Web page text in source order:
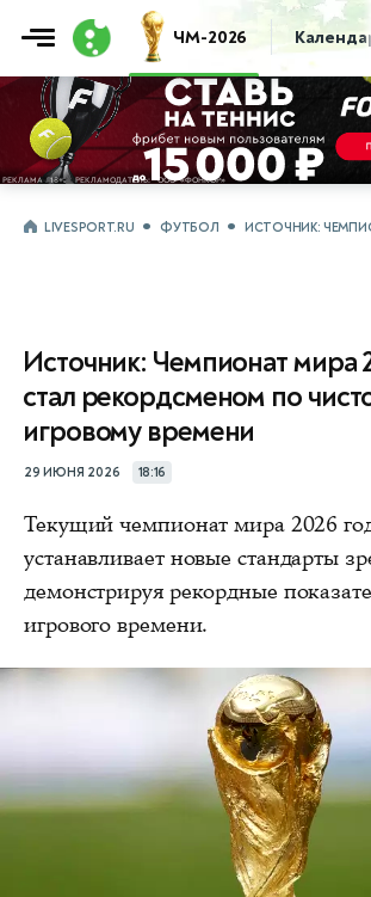
ЧМ-2026
LIVESPORT.RU ФУТБОЛ ИСТОЧНИК:
Источник: Чемпионат мира
стал рекордсменом по
игровому времени
29 ИЮНЯ 2026 18:16
Текущий чемпионат мира 2026
устанавливает новые стандарты
демонстрируя рекордные
игрового времени.